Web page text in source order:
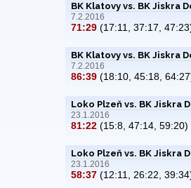
BK Klatovy vs. BK Jiskra
7.2.2016
71:29 (17:11, 37:17,
BK Klatovy vs. BK Jiskra
7.2.2016
86:39 (18:10, 45:18,
Loko Plzeň vs. BK Jiskra
23.1.2016
81:22 (15:8, 47:14, 59:20)
Loko Plzeň vs. BK Jiskra
23.1.2016
58:37 (12:11, 26:22,